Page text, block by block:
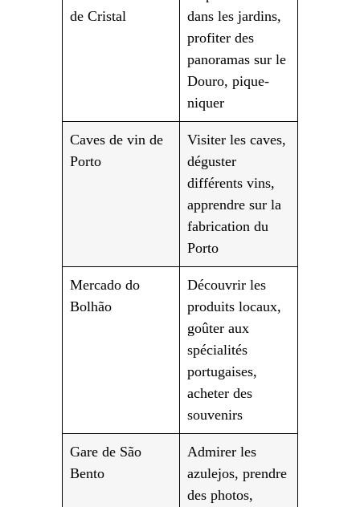
de Cristal
dans les jardins,
profiter des
panoramas sur le
Douro, pique-
niquer
Caves de vin de
Porto
Visiter les caves,
déguster
différents vins,
apprendre sur la
fabrication du
Porto
Mercado do
Bolhão
Découvrir les
produits locaux,
goûter aux
spécialités
portugaises,
acheter des
souvenirs
Gare de São
Bento
Admirer les
azulejos, prendre
des photos,